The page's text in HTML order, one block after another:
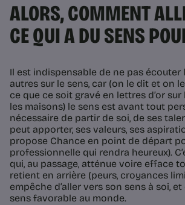
ALORS, COMMENT
CE QUI A DU SENS
Il est indispensable de ne pas écouter
autres sur le sens, car (on le dit et on
ce que ce soit gravé en lettres d’or
les maisons) le sens est avant tout
nécessaire de partir de soi, de ses
peut apporter, ses valeurs, ses
propose Chance en point de départ
professionnelle qui rendra heureux).
qui, au passage, atténue voire efface
retient en arrière (peurs, croyances
empêche d’aller vers son sens à soi,
sens favorable au monde.